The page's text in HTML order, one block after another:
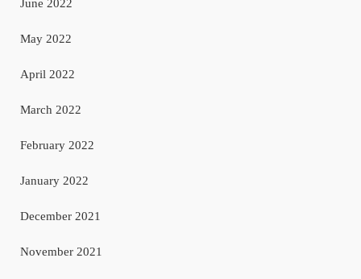
June 2022
May 2022
April 2022
March 2022
February 2022
January 2022
December 2021
November 2021